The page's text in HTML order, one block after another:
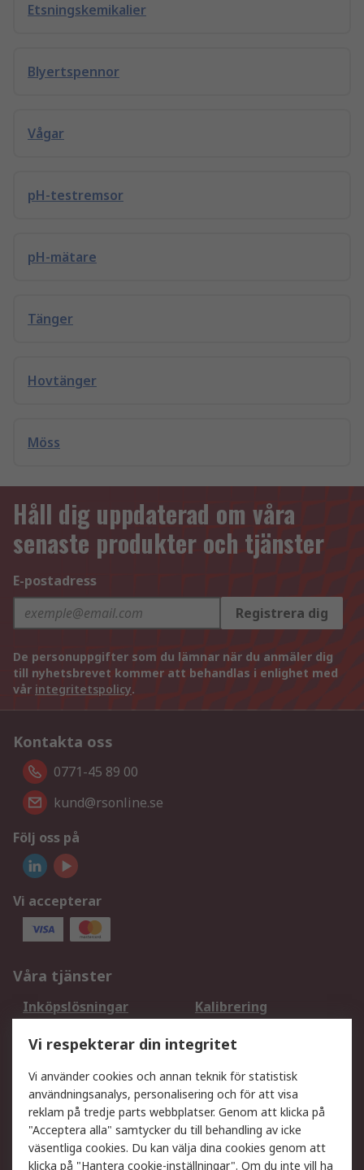
Etsningskemikalier
Blyertspennor
Vågar
pH-testremsor
pH-mätare
Tänger
Hovtänger
Möss
Håll dig uppdaterad om våra
senaste produkter och tjänster
E-postadress
Registrera dig
De personuppgifter som du lämnar när du anmäler dig
till nyhetsbrevet kommer att behandlas i enlighet med
vår integritetspolicy.
Kontakta oss
0771-45 89 00
kund@rsonline.se
Följ oss på
Vi accepterar
Våra tjänster
Inköpslösningar
Kalibrering
DesignSpark
Teknisk Support
Ditt lokala säljteam
Exportlösningar
Support
Få hjälp
Retur av varor
Vi respekterar din integritet
Vi använder cookies och annan teknik för statistisk
användningsanalys, personalisering och för att visa
reklam på tredje parts webbplatser. Genom att klicka på
"Acceptera alla" samtycker du till behandling av icke
väsentliga cookies. Du kan välja dina cookies genom att
klicka på "Hantera cookie-inställningar". Om du inte vill ha